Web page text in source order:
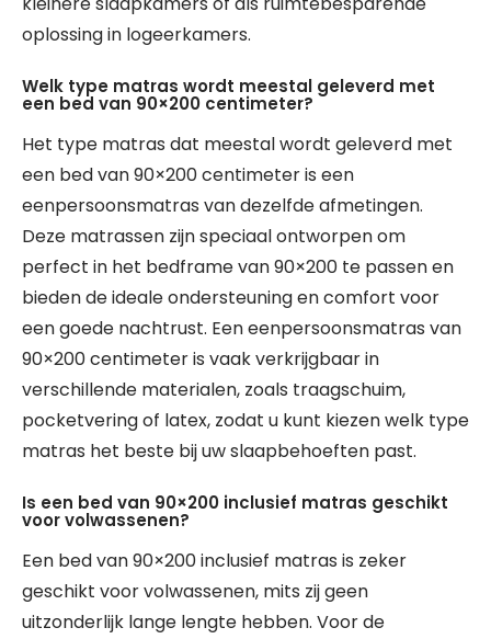
oplossing in logeerkamers.
Welk type matras wordt meestal geleverd met
een bed van 90×200 centimeter?
Het type matras dat meestal wordt geleverd met
een bed van 90×200 centimeter is een
eenpersoonsmatras van dezelfde afmetingen.
Deze matrassen zijn speciaal ontworpen om
perfect in het bedframe van 90×200 te passen en
bieden de ideale ondersteuning en comfort voor
een goede nachtrust. Een eenpersoonsmatras van
90×200 centimeter is vaak verkrijgbaar in
verschillende materialen, zoals traagschuim,
pocketvering of latex, zodat u kunt kiezen welk type
matras het beste bij uw slaapbehoeften past.
Is een bed van 90×200 inclusief matras geschikt
voor volwassenen?
Een bed van 90×200 inclusief matras is zeker
geschikt voor volwassenen, mits zij geen
uitzonderlijk lange lengte hebben. Voor de